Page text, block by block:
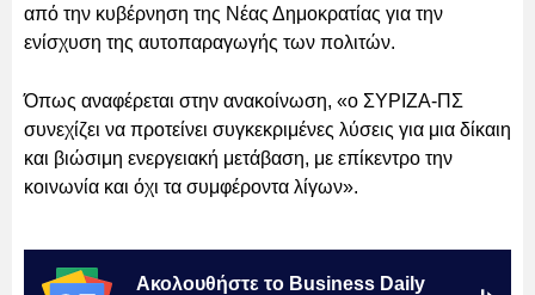
από την κυβέρνηση της Νέας Δημοκρατίας για την
ενίσχυση της αυτοπαραγωγής των πολιτών.
Όπως αναφέρεται στην ανακοίνωση, «ο ΣΥΡΙΖΑ-ΠΣ
συνεχίζει να προτείνει συγκεκριμένες λύσεις για μια δίκαιη
και βιώσιμη ενεργειακή μετάβαση, με επίκεντρο την
κοινωνία και όχι τα συμφέροντα λίγων».
Ακολουθήστε το Business Daily